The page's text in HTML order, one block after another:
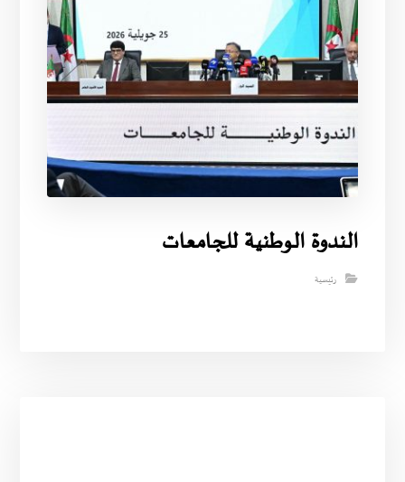
الندوة الوطنية للجامعات
رئيسية